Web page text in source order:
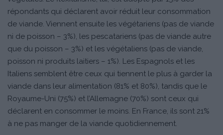
répondants qui déclarent avoir réduit leur consommation
de viande. Viennent ensuite les végétariens (pas de viande
ni de poisson – 3%), les pescatariens (pas de viande autre
que du poisson – 3%) et les végétaliens (pas de viande,
poisson ni produits laitiers – 1%). Les Espagnols et les
Italiens semblent être ceux qui tiennent le plus à garder la
viande dans leur alimentation (81% et 80%), tandis que le
Royaume-Uni (75%) et l’Allemagne (70%) sont ceux qui
déclarent en consommer le moins. En France, ils sont 21%
à ne pas manger de la viande quotidiennement.